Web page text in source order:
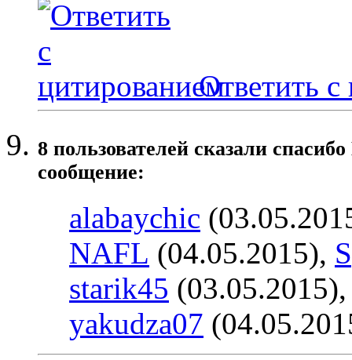
Ответить с
8 пользователей сказали
сообщение:
alabaychic
NAFL (04.05.2015),
starik45
yakudza07